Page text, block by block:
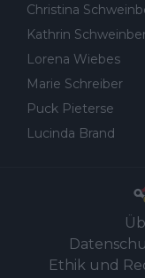
Christina
Kathrin
Lorena Wiebes
Marie Schreiber
Puck Pieterse
Lucinda Brand
Ethik und